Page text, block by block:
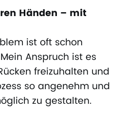
Händen – mit
ist oft schon
Anspruch ist es
freizuhalten und
so angenehm und
zu gestalten.